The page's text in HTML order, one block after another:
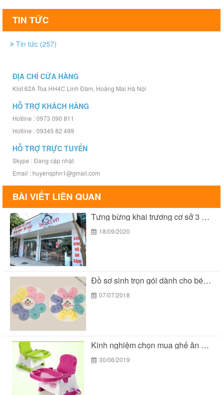
TIN TỨC
Tin tức (257)
ĐỊA CHỈ CỬA HÀNG
Kiot 62A Tòa HH4C Linh Đàm, Hoàng Mai Hà Nội
HỖ TRỢ KHÁCH HÀNG
Hotline : 0973 090 811
Hotline : 09345 82 499
HỖ TRỢ TRỰC TUYẾN
Skype : Đang cập nhật
Email : huyensphn1@gmail.com
BÀI VIẾT LIÊN QUAN
Tưng bừng khai trương cơ sở 3 của Bé...
18/09/2020
Đồ sơ sinh trọn gói dành cho bé yêu...
07/07/2018
Kinh nghiệm chọn mua ghế ăn dặm cho bé
30/06/2019